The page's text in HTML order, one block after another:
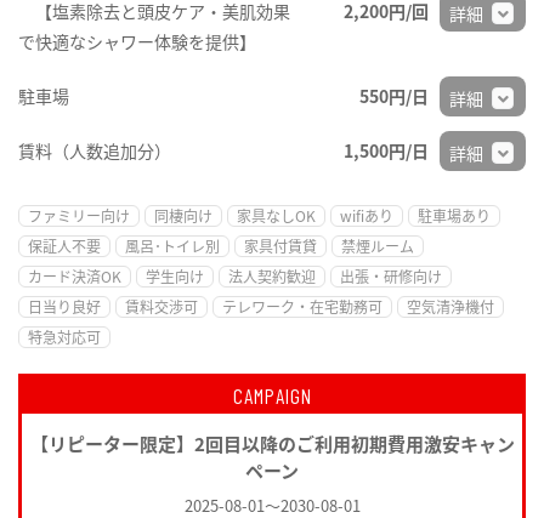
【塩素除去と頭皮ケア・美肌効果
で快適なシャワー体験を提供】
2,200円/回 詳細
駐車場 550円/日 詳細
賃料（人数追加分） 1,500円/日 詳細
ファミリー向け 同棲向け 家具なしOK wifiあり
駐車場あり
保証人不要
風呂･トイレ別 家具付賃貸
禁煙ルーム
カード決済OK
学生向け 法人契約歓迎
出張・研修向け
日当り良好
賃料交渉可 テレワーク・在宅勤務可
空気清浄機付
特急対応可
CAMPAIGN
【リピーター限定】2回目以降のご利用初期費用激安キャン
ペーン
2025-08-01～2030-08-01